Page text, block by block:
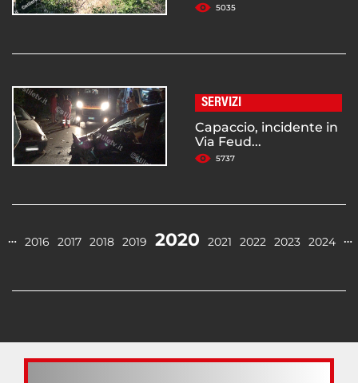
5035
SERVIZI
Capaccio, incidente in
Via Feud...
5737
… 2016 2017 2018 2019 2020 2021 2022 2023 2024 …